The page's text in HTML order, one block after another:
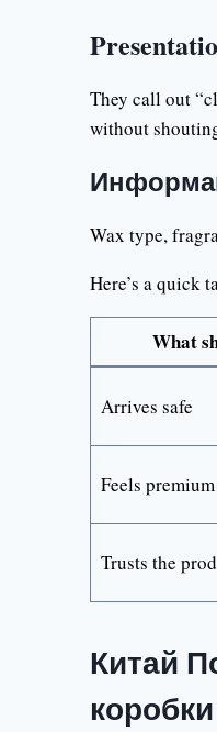
They call out
without
Wax type,
Here’s a quick
What
Arrives safe
Feels premium
Trusts the
Китай